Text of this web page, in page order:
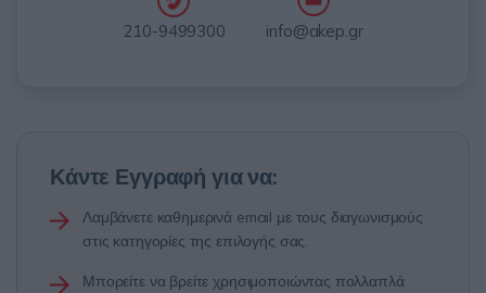
210-9499300 info@akep.gr
Κάντε Εγγραφή για να:
Λαμβάνετε καθημερινά email με τους διαγωνισμούς
στις κατηγορίες της επιλογής σας.
Μπορείτε να βρείτε χρησιμοποιώντας πολλαπλά